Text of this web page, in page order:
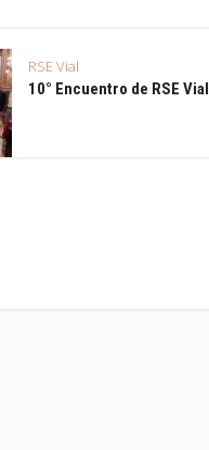
RSE Vial
10° Encuentro de RSE Vial